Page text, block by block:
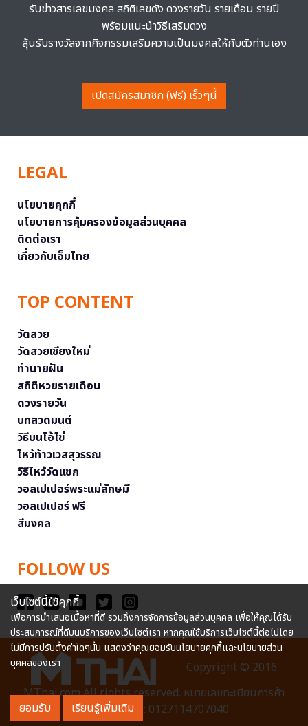
รับข่าวสารเลขมงคล สถิติเลขดัง ดวงรายวัน รายเดือน รายปี
พร้อมแนะนำวิธีเสริมดวง
ลุ้นรับรางวัลจากกิจกรรมเสริมความเป็นมงคลให้กับตัวท่านเอง
เปิดสมัครสมาชิก (ฟรี) เร็วๆนี้
LEGAL
นโยบายคุกกี้
นโยบายการคุ้มครองข้อมูลส่วนบุคคล
ติดต่อเรา
เกี่ยวกับเอ็มไทย
TOP CONTENT
วัดสวย
วัดสวยเชียงใหม่
ทำนายฝัน
สถิติหวยรายเดือน
ดวงรายวัน
บทสวดมนต์
วิธีบนไอ้ไข่
ไหว้ท้าวเวสสุวรรณ
วิธีไหว้วัดแขก
วอลเปเปอร์พระแม่ลักษมี
วอลเปเปอร์ ฟรี
สีมงคล
FOLLOW US
Copyright © 2016
MThai.com All rights reserved. หมายเลขทะเบียนการค้า
อิเล็กทรอนิกส์ : 0127114707040
เว็บไซต์นี้ใช้คุกกี้
เพื่อการนำเสนอเนื้อหาที่ดี รวมถึงการจัดการข้อมูลส่วนบุคคล เพื่อให้คุณได้รับ
ประสบการณ์ที่ดีบนบริการของเว็บไซต์เรา หากคุณใช้บริการเว็บไซต์นี้ต่อไปโดย
ไม่มีการปรับตั้งค่าใดๆนั้น แสดงว่าคุณยอมรับนโยบายคุกกี้และนโยบายส่วน
บุคคลของเรา
ยอมรับ เรียนรู้เพิ่มเติม